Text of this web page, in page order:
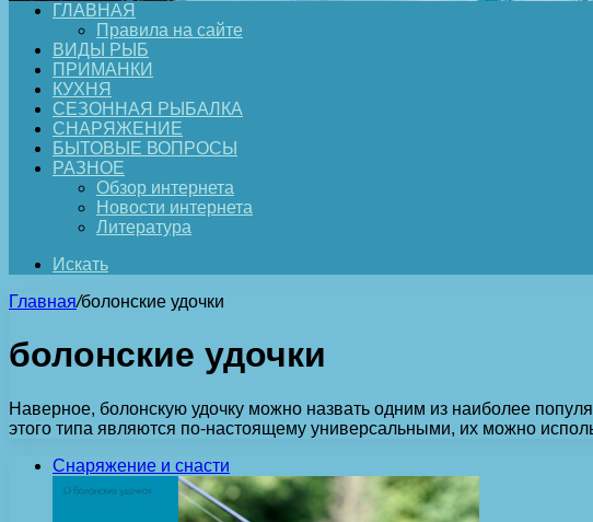
ГЛАВНАЯ
Правила на сайте
ВИДЫ РЫБ
ПРИМАНКИ
КУХНЯ
СЕЗОННАЯ РЫБАЛКА
СНАРЯЖЕНИЕ
БЫТОВЫЕ ВОПРОСЫ
РАЗНОЕ
Обзор интернета
Новости интернета
Литература
Искать
Главная/болонские удочки
болонские удочки
Наверное, болонскую удочку можно назвать одним из наиболее
этого типа являются по-настоящему универсальными, их можно
Снаряжение и снасти